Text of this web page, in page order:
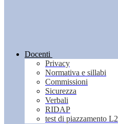
Docenti
Privacy
Normativa e sillabi
Commissioni
Sicurezza
Verbali
RIDAP
test di piazzamento L2